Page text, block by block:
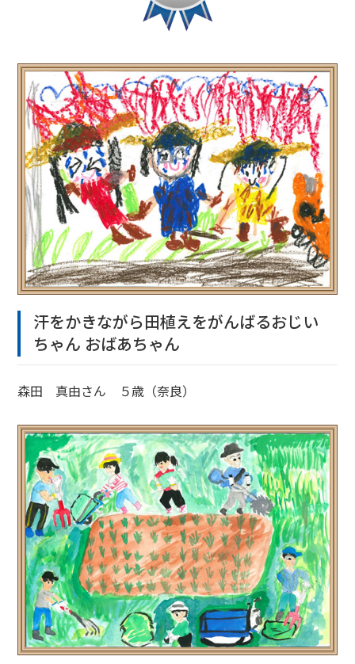
汗をかきながら田植えをがんばるおじい
ちゃん おばあちゃん
森田 真由さん ５歳（奈良）